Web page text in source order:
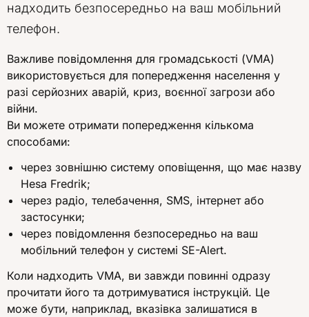
надходить безпосередньо на ваш мобільний
телефон.
Важливе повідомлення для громадськості (VMA)
використовується для попередження населення у
разі серйозних аварій, криз, воєнної загрози або
війни.
Ви можете отримати попередження кількома
способами:
через зовнішню систему оповіщення, що має назву
Hesa Fredrik;
через радіо, телебачення, SMS, інтернет або
застосунки;
через повідомлення безпосередньо на ваш
мобільний телефон у системі SE-Alert.
Коли надходить VMA, ви завжди повинні одразу
прочитати його та дотримуватися інструкцій. Це
може бути, наприклад, вказівка залишатися в